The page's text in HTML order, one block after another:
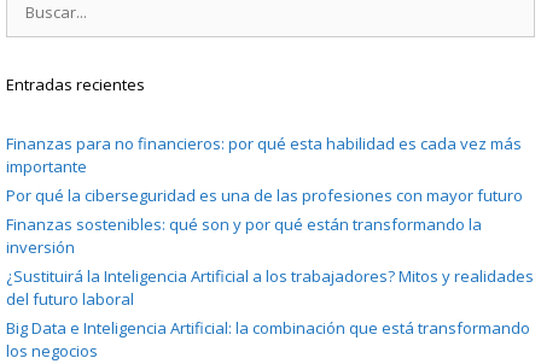
Entradas recientes
Finanzas para no financieros: por qué esta habilidad es cada vez más
importante
Por qué la ciberseguridad es una de las profesiones con mayor futuro
Finanzas sostenibles: qué son y por qué están transformando la
inversión
¿Sustituirá la Inteligencia Artificial a los trabajadores? Mitos y realidades
del futuro laboral
Big Data e Inteligencia Artificial: la combinación que está transformando
los negocios